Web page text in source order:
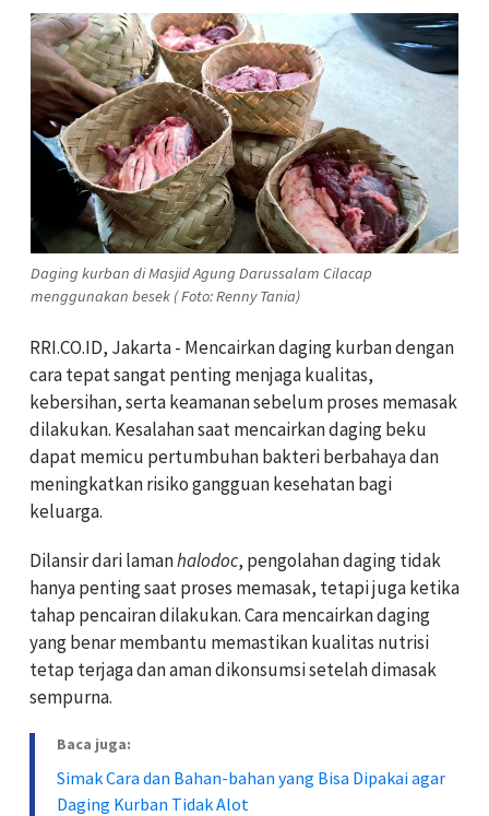
Daging kurban di Masjid Agung Darussalam Cilacap
menggunakan besek ( Foto: Renny Tania)
RRI.CO.ID, Jakarta - Mencairkan daging kurban dengan
cara tepat sangat penting menjaga kualitas,
kebersihan, serta keamanan sebelum proses memasak
dilakukan. Kesalahan saat mencairkan daging beku
dapat memicu pertumbuhan bakteri berbahaya dan
meningkatkan risiko gangguan kesehatan bagi
keluarga.
Dilansir dari lamanhalodoc, pengolahan daging tidak
hanya penting saat proses memasak, tetapi juga ketika
tahap pencairan dilakukan. Cara mencairkan daging
yang benar membantu memastikan kualitas nutrisi
tetap terjaga dan aman dikonsumsi setelah dimasak
sempurna.
Baca juga:
Simak Cara dan Bahan-bahan yang Bisa Dipakai agar
Daging Kurban Tidak Alot